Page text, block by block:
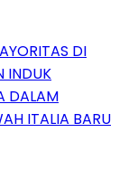
DI
INDUK
DALAM
ITALIA BARU